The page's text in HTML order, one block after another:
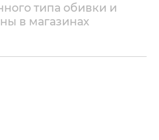
типа обивки и
в магазинах